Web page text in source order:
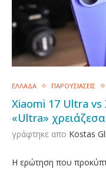
ΕΛΛΑΔΑ ΠΑΡΟΥΣΙΑΣΕΙΣ
Xiaomi 17 Ultra
«Ultra»
γράφτηκε απο Kostas
Η ερώτηση που